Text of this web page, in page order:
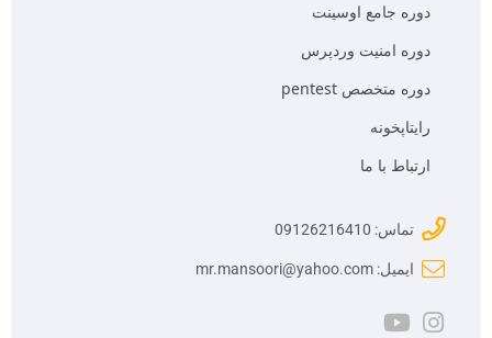
دوره جامع اوسینت
دوره امنیت وردپرس
دوره متخصص pentest
رایتاپخونه
ارتباط با ما
تماس: 09126216410
ایمیل: mr.mansoori@yahoo.com